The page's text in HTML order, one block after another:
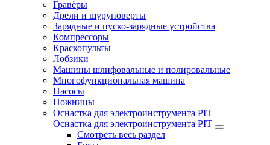
Гравёры
Дрели и шуруповерты
Зарядные и пуско-зарядные устройства
Компрессоры
Краскопульты
Лобзики
Машины шлифовальные и полировальные
Многофункциональная машина
Насосы
Ножницы
Оснастка для электроинструмента PIT
Оснастка для электроинструмента PIT
Смотреть весь раздел